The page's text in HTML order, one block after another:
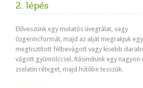
2. lépés
Előveszünk egy mutatós üvegtálat, vagy
őzgerincformát, majd az alját megrakjuk
megtisztított félbevágott vagy kisebb
vágott gyümölccsel. Rásimítunk egy nagyon
zselatin réteget, majd hűtőbe tesszük.